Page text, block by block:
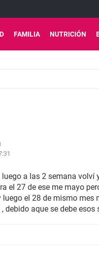
FAMILIA NUTRICIÓN
a las 2 semana volví
el 27 de ese me mayo
el 28 de mismo mes
debido aque se debe esos